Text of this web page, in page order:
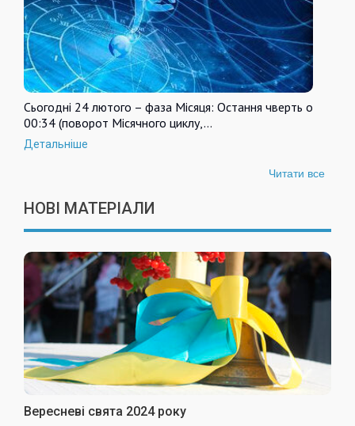
Сьогодні 24 лютого – фаза Місяця: Остання чверть о
00:34 (поворот Місячного циклу,…
Детальніше
Читати все
НОВІ МАТЕРІАЛИ
Вересневі свята 2024 року